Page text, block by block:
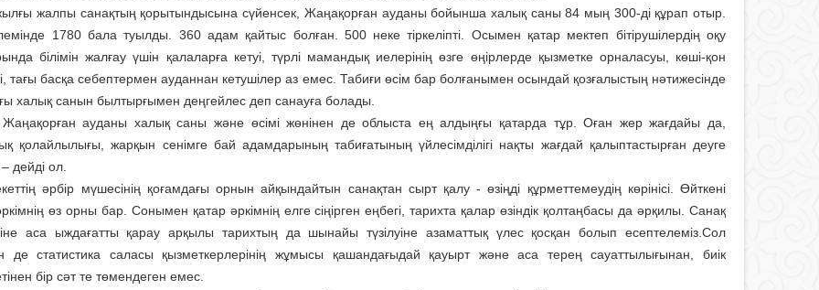
жалпы санақтың қорытындысына сүйенсек, Жаңа­қорған ауданы бойынша халық саны 84 мың 300-ді құрап отыр.
1780 бала туылды. 360 адам қайтыс болған. 500 неке тіркеліпті. Осымен қатар мектеп бітірушілердің оқу
білімін жалғау үшін қалаларға кетуі, түрлі мамандық иелерінің өзге өңірлерде қызметке орналасуы, көші-қон
тағы басқа себептермен ауданнан кетушілер аз емес. Табиғи өсім бар болғанымен осындай қозғалыстың нәтижесінде
халық санын былтырғымен деңгейлес деп санауға болады.
ауданы халық саны және өсімі жөнінен де облыста ең алдыңғы қатарда тұр. Оған жер жағдайы да,
қолайлылығы, жарқын сенімге бай адамдарының табиғатының үйлесімділігі нақты жағдай қалыптастырған деуге
дейді ол.
әрбір мүшесінің қоғамдағы орнын айқындайтын санақтан сырт қалу - өзіңді құрметтемеудің көрінісі. Өйткені
өз орны бар. Сонымен қатар әркімнің елге сіңірген еңбегі, тарихта қалар өзіндік қолтаңбасы да әрқилы. Санақ
аса ыждағатты қарау арқылы тарихтың да шынайы түзілуіне азаматтық үлес қосқан болып есептелеміз.Сол
де статистика саласы қызметкерлерінің жұмысы қашандағыдай қауырт және аса терең сауаттылығынан, биік
бір сәт те төмендеген емес.